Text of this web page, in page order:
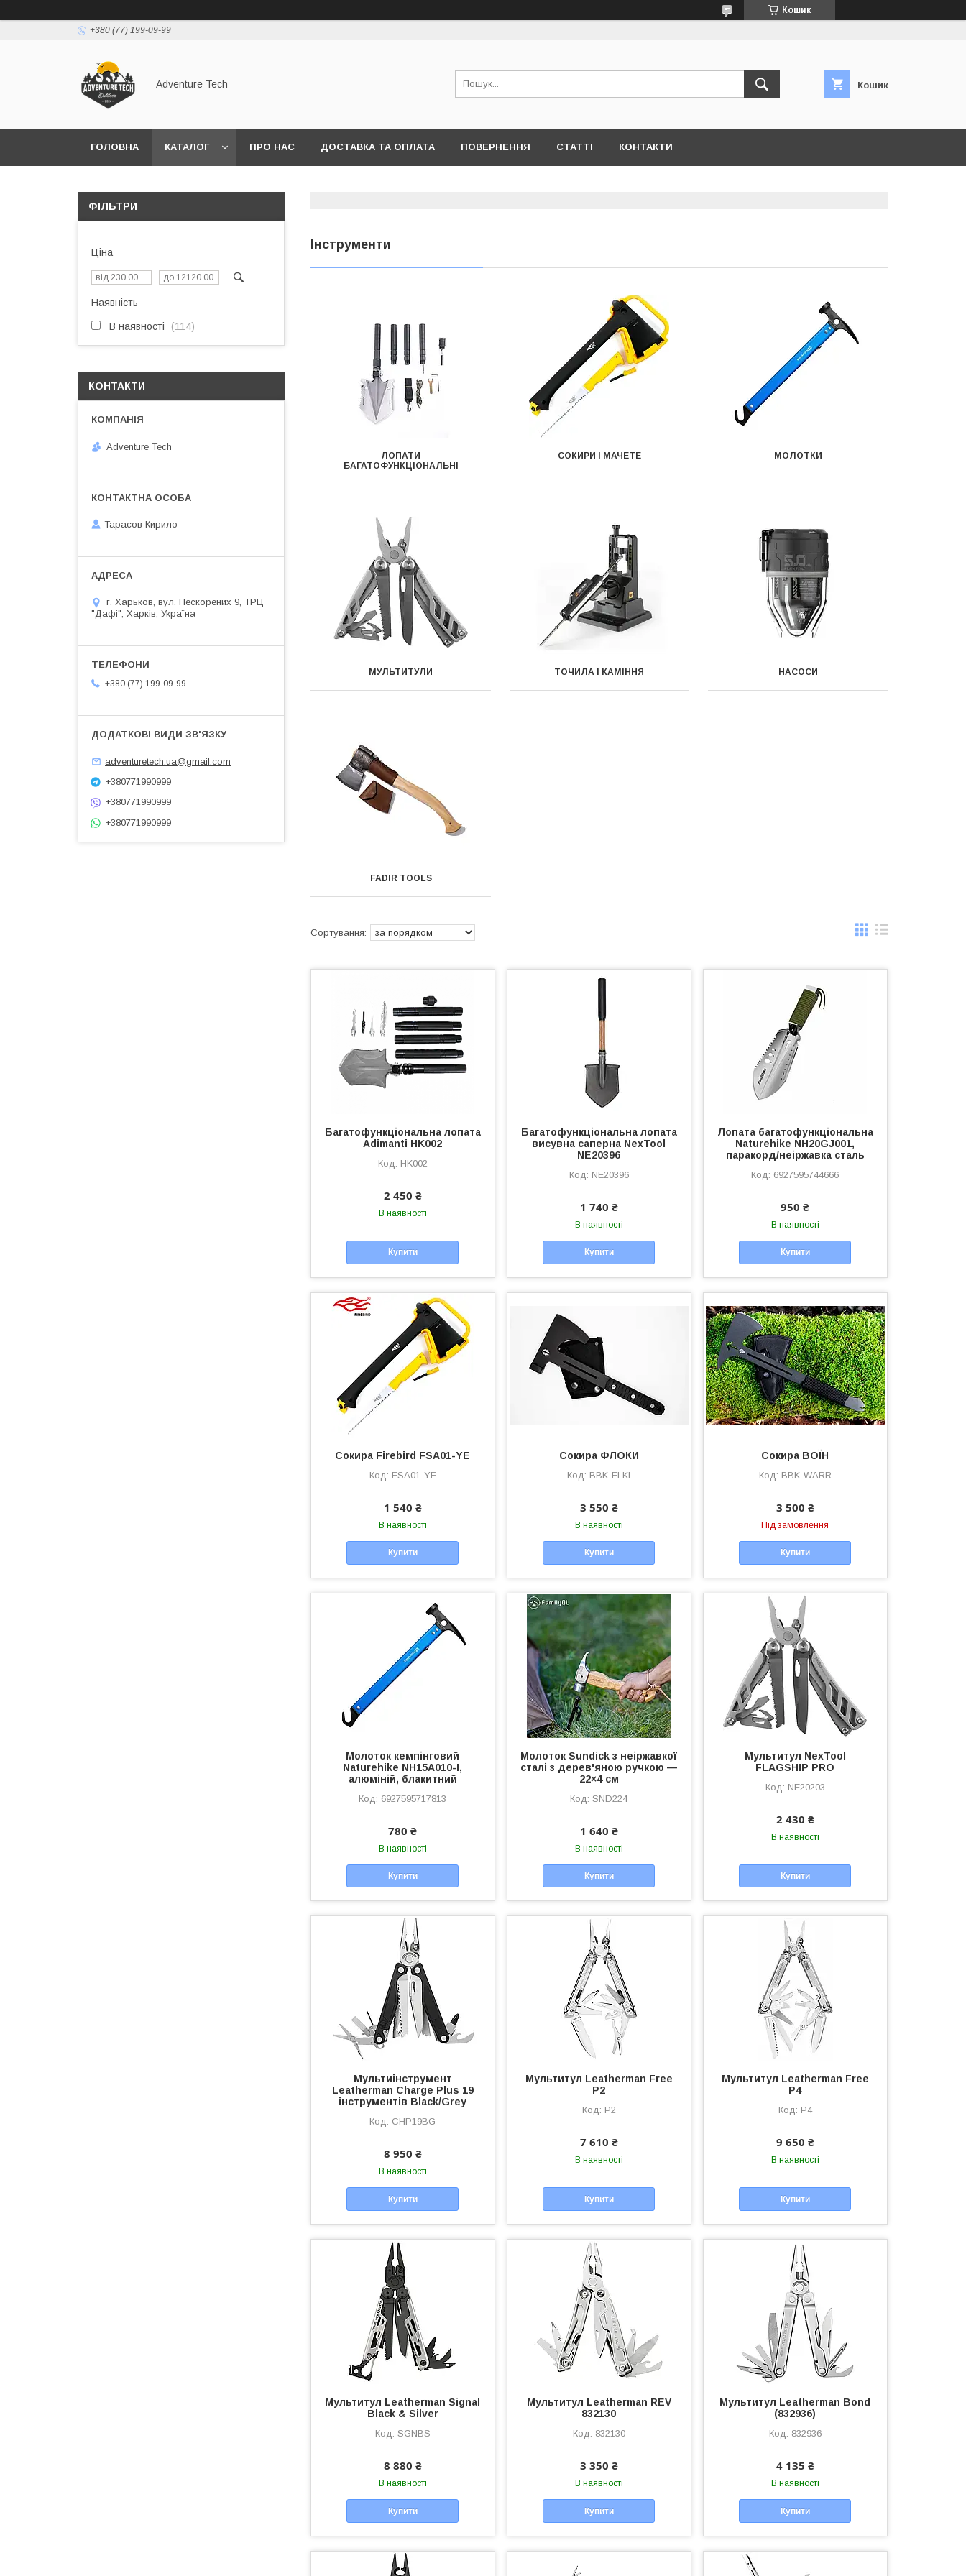
Кошик
+380 (77) 199-09-99
Adventure Tech Кошик
ГОЛОВНА КАТАЛОГ ПРО НАС ДОСТАВКА ТА ОПЛАТА ПОВЕРНЕННЯ СТАТТІ КОНТАКТИ
Інструменти
ЛОПАТИ
БАГАТОФУНКЦІОНАЛЬНІ
СОКИРИ І МАЧЕТЕ МОЛОТКИ
МУЛЬТИТУЛИ ТОЧИЛА І КАМІННЯ НАСОСИ
FADIR TOOLS
Багатофункціональна лопата
Adimanti HK002
HK002
2 450 ₴
В наявності
Купити
Багатофункціональна лопата
висувна саперна NexTool
NE20396
NE20396
1 740 ₴
В наявності
Купити
Лопата багатофункціональна
Naturehike NH20GJ001,
паракорд/неіржавка сталь
6927595744666
950 ₴
В наявності
Купити
Сокира Firebird FSA01-YE
FSA01-YE
1 540 ₴
В наявності
Купити
Сокира ФЛОКИ
BBK-FLKI
3 550 ₴
В наявності
Купити
Сокира ВОЇН
BBK-WARR
3 500 ₴
Під замовлення
Купити
Молоток кемпінговий
Naturehike NH15A010-I,
алюміній, блакитний
6927595717813
780 ₴
В наявності
Купити
Молоток Sundick з неіржавкої
сталі з дерев'яною ручкою —
22×4 см
SND224
1 640 ₴
В наявності
Купити
Мультитул NexTool
FLAGSHIP PRO
NE20203
2 430 ₴
В наявності
Купити
Мультиінструмент
Leatherman Charge Plus 19
інструментів Black/Grey
CHP19BG
8 950 ₴
В наявності
Купити
Мультитул Leatherman Free
P2
P2
7 610 ₴
В наявності
Купити
Мультитул Leatherman Free
P4
P4
9 650 ₴
В наявності
Купити
Мультитул Leatherman Signal
Black & Silver
SGNBS
8 880 ₴
В наявності
Купити
Мультитул Leatherman REV
832130
832130
3 350 ₴
В наявності
Купити
Мультитул Leatherman Bond
(832936)
832936
4 135 ₴
В наявності
Купити
ФІЛЬТРИ
Ціна
Наявність
В наявності 114
КОНТАКТИ
Adventure Tech
Тарасов Кирило
г. Харьков, вул. Нескорених 9, ТРЦ
"Дафі", Харків, Україна
+380 (77) 199-09-99
adventuretech.ua@gmail.com
+380771990999
+380771990999
+380771990999